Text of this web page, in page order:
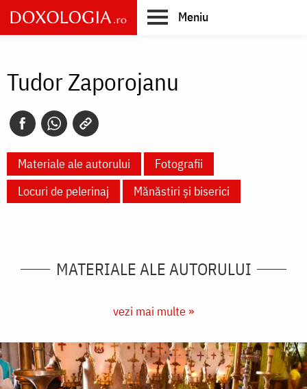
Skip
to
main
Meniu
Tudor Zaporojanu
Materiale ale autorului
Fotografii
Locuri de pelerinaj
Mănăstiri și biserici
MATERIALE ALE AUTORULUI
vezi mai multe »